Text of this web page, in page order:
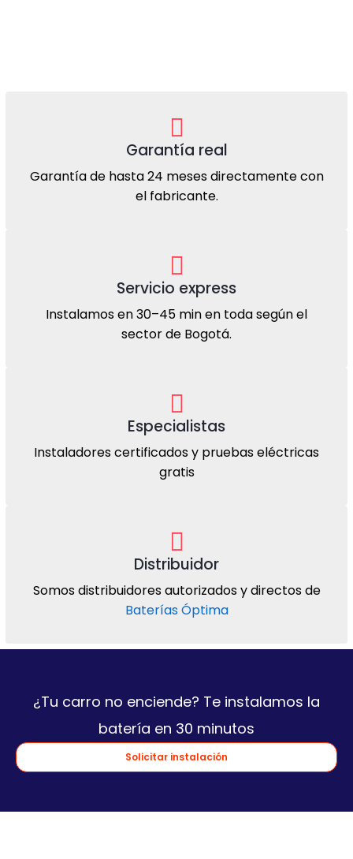
Garantía real
Garantía de hasta 24 meses directamente con
el fabricante.
Servicio express
Instalamos en 30–45 min en toda según el
sector de Bogotá.
Especialistas
Instaladores certificados y pruebas eléctricas
gratis
Distribuidor
Somos distribuidores autorizados y directos de
Baterías Óptima
¿Tu carro no enciende? Te instalamos la
batería en 30 minutos
Solicitar instalación